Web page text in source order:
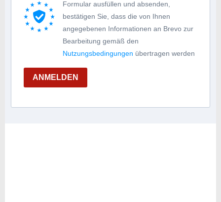
Formular ausfüllen und absenden,
bestätigen Sie, dass die von Ihnen
angegebenen Informationen an Brevo zur
Bearbeitung gemäß den
Nutzungsbedingungen übertragen werden
ANMELDEN